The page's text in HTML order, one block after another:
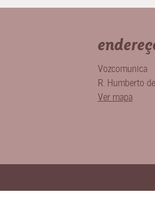
Vozcomunica
R. Humberto
Ver mapa